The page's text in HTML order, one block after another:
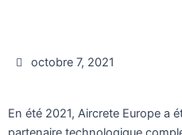
octobre 7, 2021
En été 2021, Aircrete Europe a